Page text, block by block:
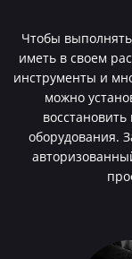
Чтобы
иметь в своем
инструменты и
можно
оборудования.